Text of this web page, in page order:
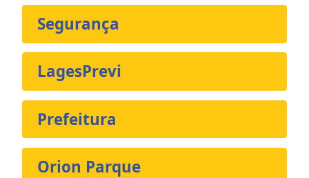
Segurança
LagesPrevi
Prefeitura
Orion Parque